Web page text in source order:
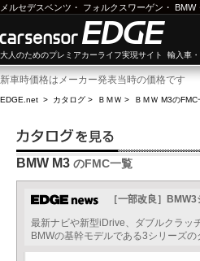
メルセデスベンツ ・ フォルクスワーゲン ・ BMW
大人のためのプレミアカーライフ実現サイト 輸入車
新車時価格はメーカー発表当時の価格です
EDGE.net > カタログ > ＢＭＷ > ＢＭＷ M3のFMC
BMW M3 のFMC一覧
［一部改良］
最新ナビや新型iDrive、ダブルクラッ
BMWの基幹モデルである3シリーズ